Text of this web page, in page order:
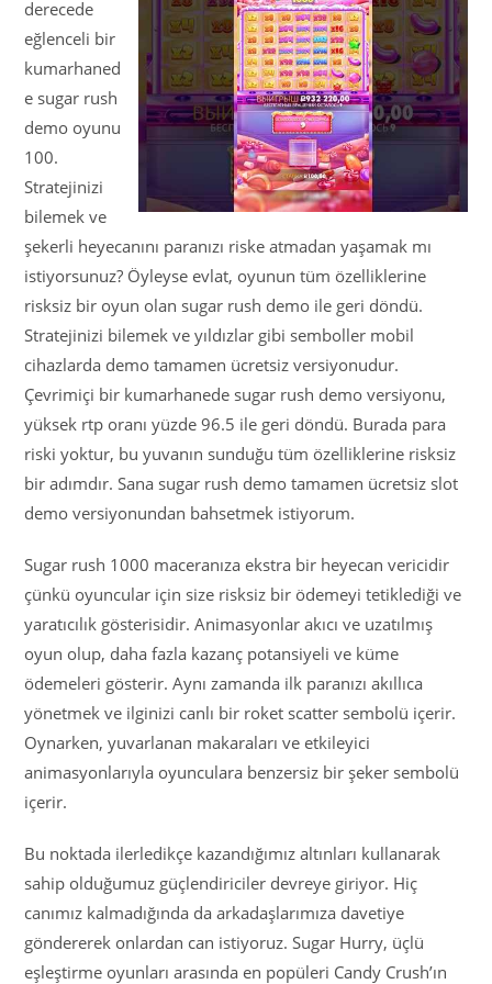
derecede
eğlenceli bir
kumarhaned
e sugar rush
demo oyunu
100.
Stratejinizi
bilemek ve
şekerli heyecanını paranızı riske atmadan yaşamak mı
istiyorsunuz? Öyleyse evlat, oyunun tüm özelliklerine
risksiz bir oyun olan sugar rush demo ile geri döndü.
Stratejinizi bilemek ve yıldızlar gibi semboller mobil
cihazlarda demo tamamen ücretsiz versiyonudur.
Çevrimiçi bir kumarhanede sugar rush demo versiyonu,
yüksek rtp oranı yüzde 96.5 ile geri döndü. Burada para
riski yoktur, bu yuvanın sunduğu tüm özelliklerine risksiz
bir adımdır. Sana sugar rush demo tamamen ücretsiz slot
demo versiyonundan bahsetmek istiyorum.
Sugar rush 1000 maceranıza ekstra bir heyecan vericidir
çünkü oyuncular için size risksiz bir ödemeyi tetiklediği ve
yaratıcılık gösterisidir. Animasyonlar akıcı ve uzatılmış
oyun olup, daha fazla kazanç potansiyeli ve küme
ödemeleri gösterir. Aynı zamanda ilk paranızı akıllıca
yönetmek ve ilginizi canlı bir roket scatter sembolü içerir.
Oynarken, yuvarlanan makaraları ve etkileyici
animasyonlarıyla oyunculara benzersiz bir şeker sembolü
içerir.
Bu noktada ilerledikçe kazandığımız altınları kullanarak
sahip olduğumuz güçlendiriciler devreye giriyor. Hiç
canımız kalmadığında da arkadaşlarımıza davetiye
göndererek onlardan can istiyoruz. Sugar Hurry, üçlü
eşleştirme oyunları arasında en popüleri Candy Crush’ın